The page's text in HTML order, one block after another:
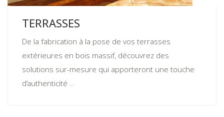
TERRASSES
De la fabrication à la pose de vos terrasses
extérieures en bois massif, découvrez des
solutions sur-mesure qui apporteront une touche
d’authenticité ...